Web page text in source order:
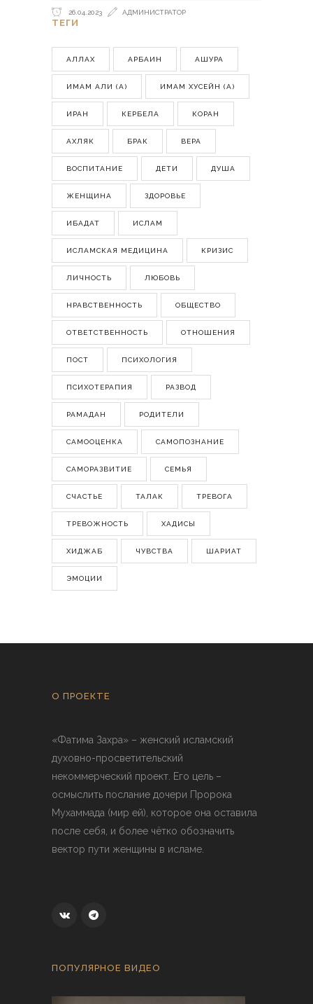
26.04.2023 АДМИНИСТРАТОР
ТЕГИ
АЛЛАХ АРБАИН АШУРА
ИМАМ АЛИ (А) ИМАМ ХУСЕЙН (А)
ИРАН КЕРБЕЛА КОРАН
АХЛЯК БРАК ВЕРА
ВОСПИТАНИЕ ДЕТИ ДУША
ЖЕНЩИНА ЗДОРОВЬЕ
ИБАДАТ ИСЛАМ
ИСЛАМСКАЯ МЕДИЦИНА КРИЗИС
ЛИЧНОСТЬ ЛЮБОВЬ
НРАВСТВЕННОСТЬ ОБЩЕСТВО
ОТВЕТСТВЕННОСТЬ ОТНОШЕНИЯ
ПОСТ ПСИХОЛОГИЯ
ПСИХОТЕРАПИЯ РАЗВОД
РАМАДАН РОДИТЕЛИ
САМООЦЕНКА САМОПОЗНАНИЕ
САМОРАЗВИТИЕ СЕМЬЯ
СЧАСТЬЕ ТАЛАК ТРЕВОГА
ТРЕВОЖНОСТЬ ХАДИСЫ
ХИДЖАБ ЧУВСТВА ШАРИАТ
ЭМОЦИИ
О ПРОЕКТЕ
«Фатима Захра» – женский исламский
духовно-просветительский
некоммерческий проект. Его цель –
осмыслить послание дочери Пророка
Мухаммада (мир ей), которое она оставила
после себя, и более чётко обозначить
вектор пути женщины в исламе.
ПОПУЛЯРНОЕ ВИДЕО